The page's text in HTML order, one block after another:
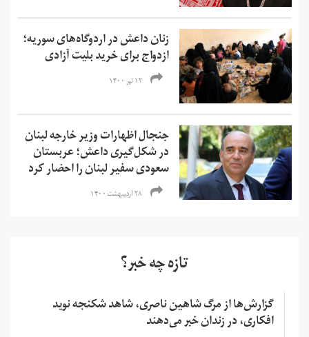
زنان داعش در اردوگاه‌های سوریه؛
ازدواج برای خرید بلیت آزادی
۱۲ تیر ۱۴۰۰
جنجال اظهارات وزیر خارجه لبنان
در شکل‌گیری داعش؛ عربستان
سعودی سفیر لبنان را احضار کرد
۲۸ اردیبهشت ۱۴۰۰
تازه چه خبر؟
گزارش‌ها از مرگ شاهین ناصری، شاهد شکنجه نوید
افکاری، در زندان خبر می‌دهند